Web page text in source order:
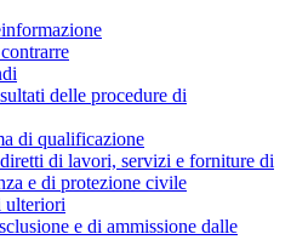
delle procedure di
di qualificazione
di lavori, servizi e forniture di
e di protezione civile
ulteriori
e di ammissione dalle